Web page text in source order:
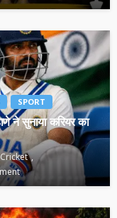
SPORT
ने सुनाया करियर का
Cricket